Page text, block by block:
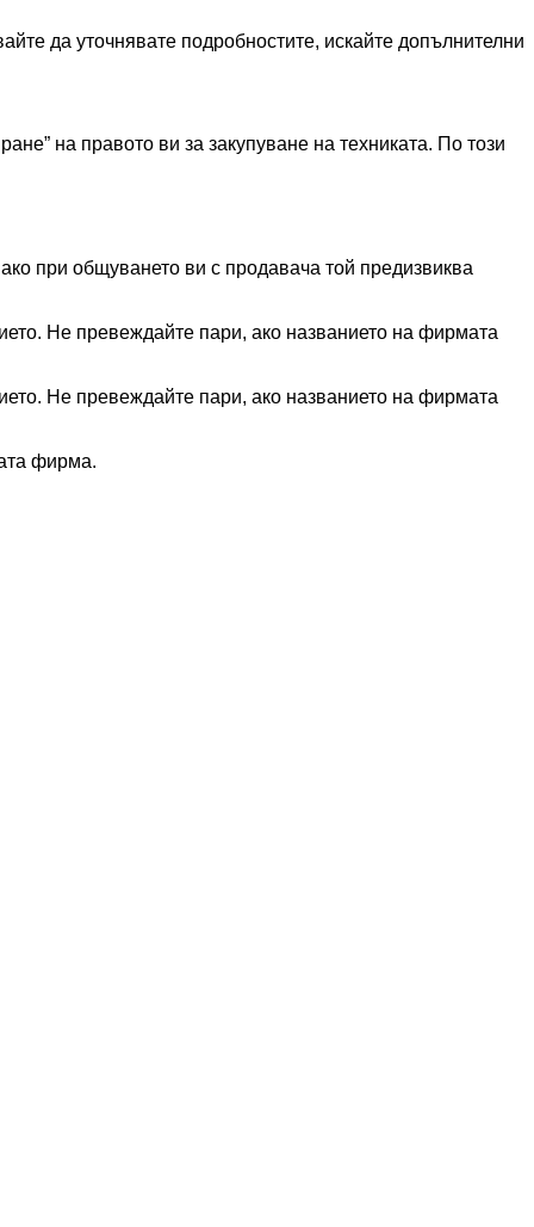
да уточнявате подробностите, искайте допълнителни
на правото ви за закупуване на техниката. По този
при общуването ви с продавача той предизвиква
Не превеждайте пари, ако названието на фирмата
Не превеждайте пари, ако названието на фирмата
фирма.